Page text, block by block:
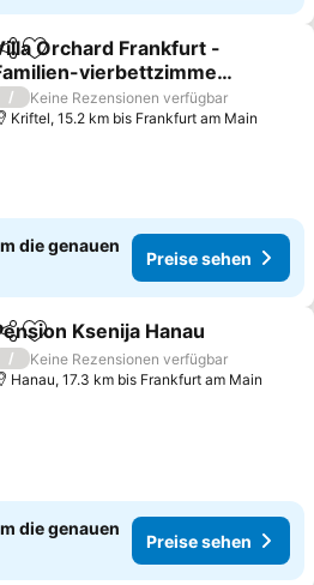
Zu Favoriten hinzufügen
Orchard Frankfurt -
vierbettzimmer,
schlafzimmer, Eigenes
sehen
/
Keine Rezensionen verfügbar
Kriftel, 15.2 km bis Frankfurt am Main
die genauen
Preise sehen
Zu Favoriten hinzufügen
Ksenija Hanau
/
Keine Rezensionen verfügbar
Hanau, 17.3 km bis Frankfurt am Main
die genauen
Preise sehen